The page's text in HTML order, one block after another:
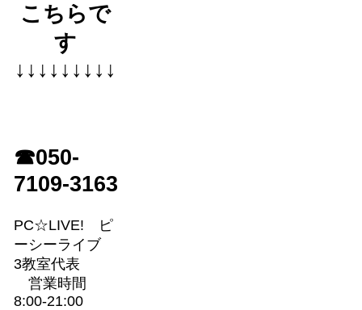
こちらで
す
↓↓↓↓↓↓↓↓↓
☎050-
7109-3163
PC☆LIVE! ピ
ーシーライブ
3教室代表
営業時間
8:00-21:00